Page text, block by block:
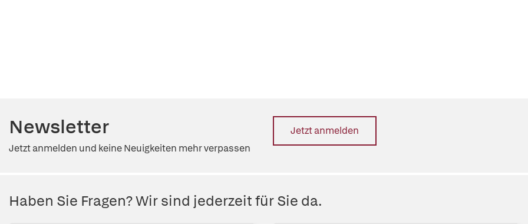
Newsletter
Jetzt anmelden und keine Neuigkeiten mehr verpassen
Jetzt anmelden
Haben Sie Fragen? Wir sind jederzeit für Sie da.